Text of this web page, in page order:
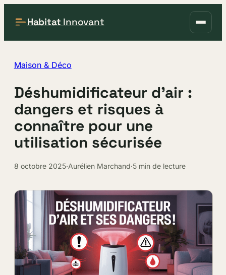
Habitat Innovant
Maison & Déco
Déshumidificateur d’air :
dangers et risques à
connaître pour une
utilisation sécurisée
8 octobre 2025·Aurélien Marchand·5 min de lecture